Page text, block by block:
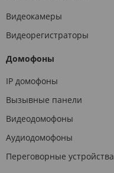
Видеокамеры
Видеорегистраторы
Домофоны
IP домофоны
Вызывные панели
Видеодомофоны
Аудиодомофоны
Переговорные устройства